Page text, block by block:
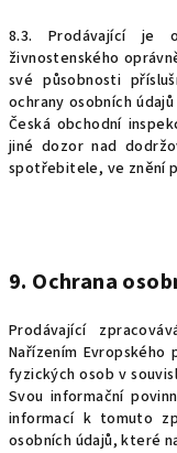
8.3. Prodávající je
živnostenského
své působnosti
ochrany osobních
Česká obchodní
jiné dozor nad
spotřebitele, ve znění
9. Ochrana
Prodávající
Nařízením Evropského
fyzických osob v
Svou informační
informací k tomuto
osobních údajů, které